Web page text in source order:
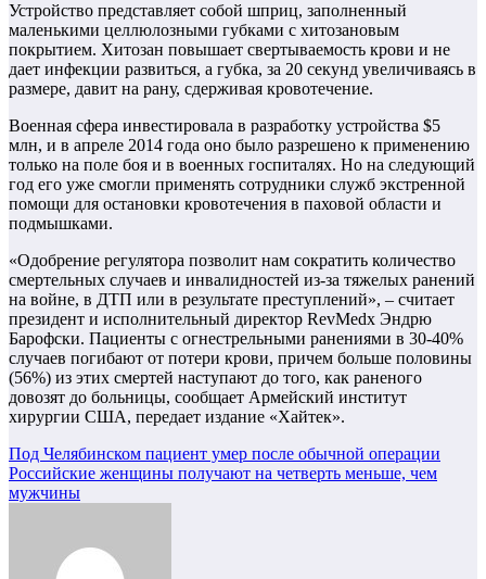
Устройство представляет собой шприц, заполненный
маленькими целлюлозными губками с хитозановым
покрытием. Хитозан повышает свертываемость крови и не
дает инфекции развиться, а губка, за 20 секунд увеличиваясь в
размере, давит на рану, сдерживая кровотечение.
Военная сфера инвестировала в разработку устройства $5
млн, и в апреле 2014 года оно было разрешено к применению
только на поле боя и в военных госпиталях. Но на следующий
год его уже смогли применять сотрудники служб экстренной
помощи для остановки кровотечения в паховой области и
подмышками.
«Одобрение регулятора позволит нам сократить количество
смертельных случаев и инвалидностей из-за тяжелых ранений
на войне, в ДТП или в результате преступлений», – считает
президент и исполнительный директор RevMedx Эндрю
Барофски. Пациенты с огнестрельными ранениями в 30-40%
случаев погибают от потери крови, причем больше половины
(56%) из этих смертей наступают до того, как раненого
довозят до больницы, сообщает Армейский институт
хирургии США, передает издание «Хайтек».
Навигация
по
Под Челябинском пациент умер после обычной операции
Российские женщины получают на четверть меньше, чем
мужчины